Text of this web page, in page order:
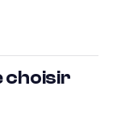
choisir